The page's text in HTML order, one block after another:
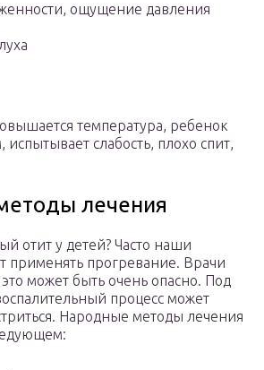
ощущение давления
температура, ребенок
испытывает слабость, плохо спит,
лечения
отит у детей? Часто наши
применять прогревание. Врачи
может быть очень опасно. Под
процесс может
Народные методы лечения